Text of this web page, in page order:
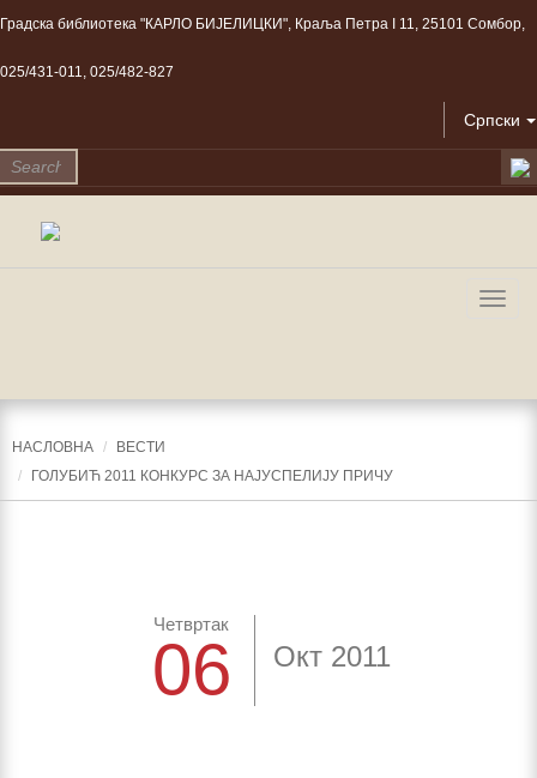
Градска библиотека "КАРЛО БИЈЕЛИЦКИ", Краља Петра I 11, 25101 Сомбор,
025/431-011, 025/482-827
Српски
НАСЛОВНА
ВЕСТИ
ГОЛУБИЋ 2011 КОНКУРС ЗА НАЈУСПЕЛИЈУ ПРИЧУ
Четвртак
06 Окт 2011